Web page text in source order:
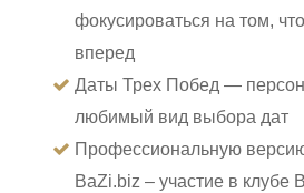
фокусироваться на том,
вперед
Даты Трех Побед —
любимый вид выбора дат
Профессиональную
BaZi.biz – участие в клубе